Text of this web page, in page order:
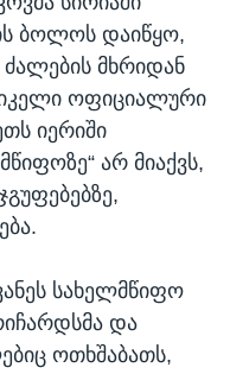
ბოლოს დაიწყო,
მხრიდან
ოფიციალური
იერიში
არ მიაქვს,
სახელმწიფო
და
ოთხშაბათს,